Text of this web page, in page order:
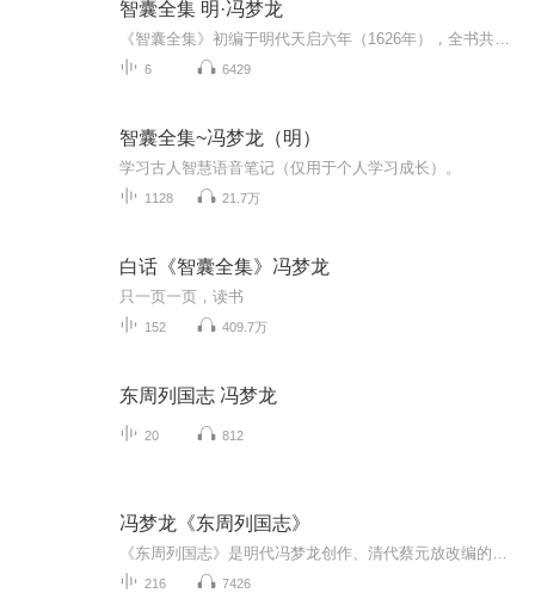
智囊全集 明·冯梦龙
6 6429
智囊全集~冯梦龙（明）
学习古人智慧语音笔记（仅用于个人学习成长）。
1128 21.7万
白话《智囊全集》冯梦龙
只一页一页，读书
152 409.7万
东周列国志 冯梦龙
20 812
冯梦龙《东周列国志》
216 7426